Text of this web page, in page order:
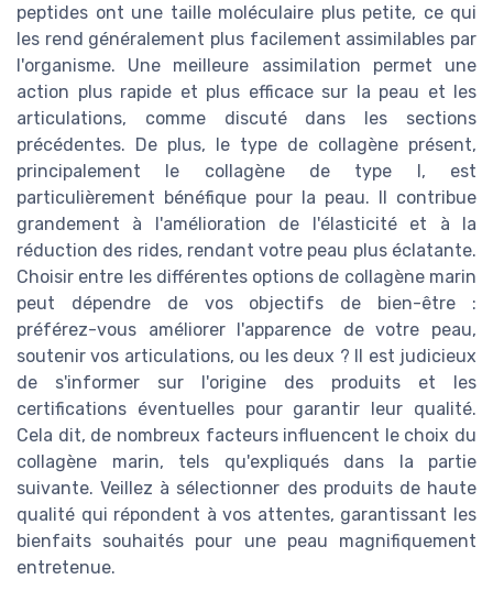
peptides ont une taille moléculaire plus petite, ce qui
les rend généralement plus facilement assimilables par
l'organisme. Une meilleure assimilation permet une
action plus rapide et plus efficace sur la peau et les
articulations, comme discuté dans les sections
précédentes. De plus, le type de collagène présent,
principalement le collagène de type I, est
particulièrement bénéfique pour la peau. Il contribue
grandement à l'amélioration de l'élasticité et à la
réduction des rides, rendant votre peau plus éclatante.
Choisir entre les différentes options de collagène marin
peut dépendre de vos objectifs de bien-être :
préférez-vous améliorer l'apparence de votre peau,
soutenir vos articulations, ou les deux ? Il est judicieux
de s'informer sur l'origine des produits et les
certifications éventuelles pour garantir leur qualité.
Cela dit, de nombreux facteurs influencent le choix du
collagène marin, tels qu'expliqués dans la partie
suivante. Veillez à sélectionner des produits de haute
qualité qui répondent à vos attentes, garantissant les
bienfaits souhaités pour une peau magnifiquement
entretenue.